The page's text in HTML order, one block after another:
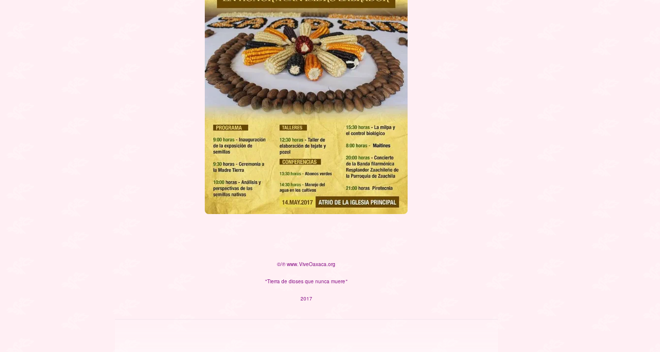
©/℗ www.ViveOaxaca.org
"Tierra de dioses que nunca muere"
2017